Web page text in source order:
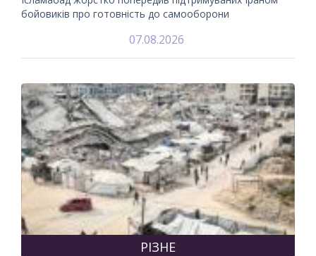
бойовиків про готовність до самооборони
07.08.2026
РІЗНЕ